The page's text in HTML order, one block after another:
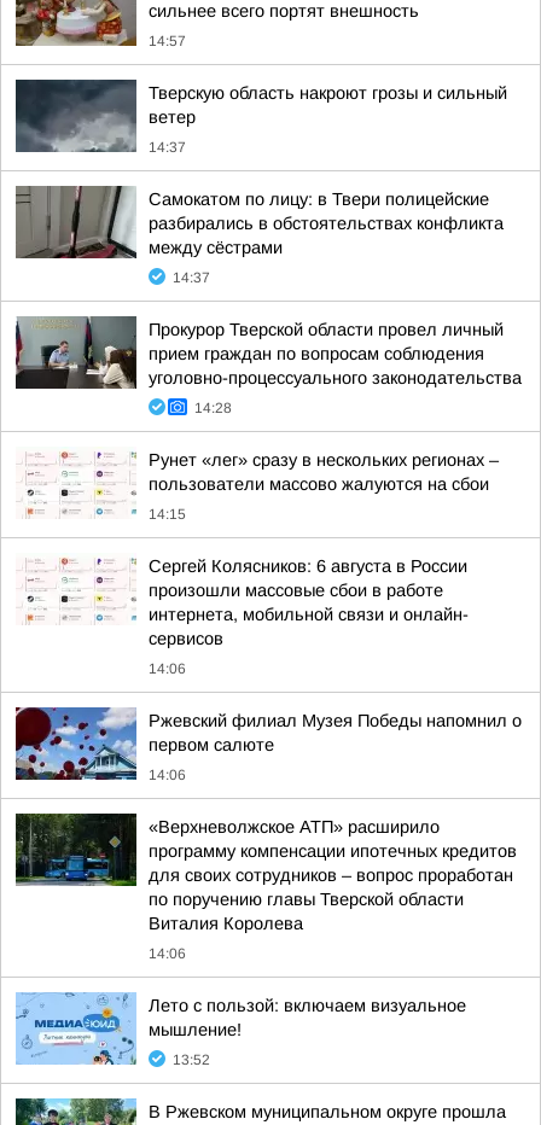
сильнее всего портят внешность
14:57
Тверскую область накроют грозы и сильный
ветер
14:37
Самокатом по лицу: в Твери полицейские
разбирались в обстоятельствах конфликта
между сёстрами
14:37
Прокурор Тверской области провел личный
прием граждан по вопросам соблюдения
уголовно-процессуального законодательства
14:28
Рунет «лег» сразу в нескольких регионах –
пользователи массово жалуются на сбои
14:15
Сергей Колясников: 6 августа в России
произошли массовые сбои в работе
интернета, мобильной связи и онлайн-
сервисов
14:06
Ржевский филиал Музея Победы напомнил о
первом салюте
14:06
«Верхневолжское АТП» расширило
программу компенсации ипотечных кредитов
для своих сотрудников – вопрос проработан
по поручению главы Тверской области
Виталия Королева
14:06
Лето с пользой: включаем визуальное
мышление!
13:52
В Ржевском муниципальном округе прошла